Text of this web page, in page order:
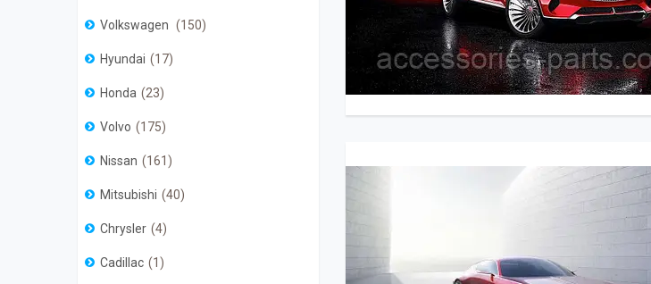
Volkswagen 150
Hyundai 17
Honda 23
Volvo 175
Nissan 161
Mitsubishi 40
Chrysler 4
Cadillac 1